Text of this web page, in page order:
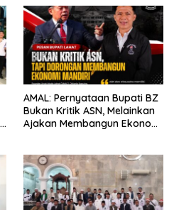
AMAL: Pernyataan Bupati BZ
Bukan Kritik ASN, Melainkan
Ajakan Membangun Ekonomi